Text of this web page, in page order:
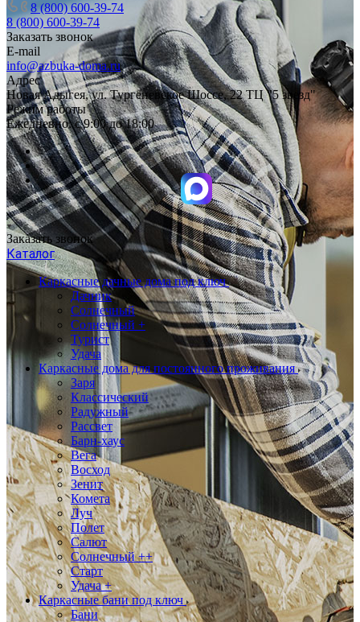
8 (800) 600-39-74
8 (800) 600-39-74
Заказать звонок
E-mail
info@azbuka-doma.ru
Адрес
Новая Адыгея, ул. Тургеневское Шоссе, 22 ТЦ "5 звезд"
Режим работы
Ежедневно: с 9:00 до 18:00
Заказать звонок
Каталог
Каркасные дачные дома под ключ
Дачник
Солнечный
Солнечный +
Турист
Удача
Каркасные дома для постоянного проживания
Заря
Классический
Радужный
Рассвет
Барн-хаус
Вега
Восход
Зенит
Комета
Луч
Полет
Салют
Солнечный ++
Старт
Удача +
Каркасные бани под ключ
Бани